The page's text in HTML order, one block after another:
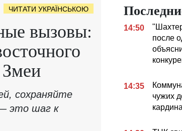
ЧИТАТИ УКРАЇНСЬКОЮ
вызовы:
Змеи
сохраняйте
это шаг к
14:50
после
14:35
чужих